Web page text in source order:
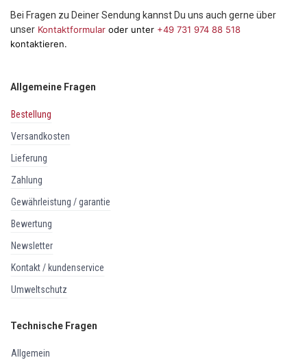
Bei Fragen zu Deiner Sendung kannst Du uns auch gerne über
unser Kontaktformular oder unter +49 731 974 88 518
kontaktieren.
Allgemeine Fragen
bestellung
versandkosten
lieferung
zahlung
gewährleistung / garantie
bewertung
newsletter
kontakt / kundenservice
umweltschutz
Technische Fragen
allgemein